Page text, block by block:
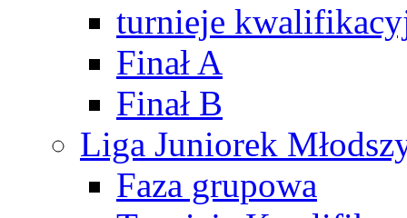
turnieje
Finał A
Finał B
Liga Juniorek
Faza grupowa